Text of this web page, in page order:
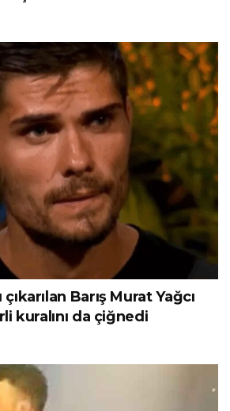
Barış Murat Yağcı
kuralını da çiğnedi